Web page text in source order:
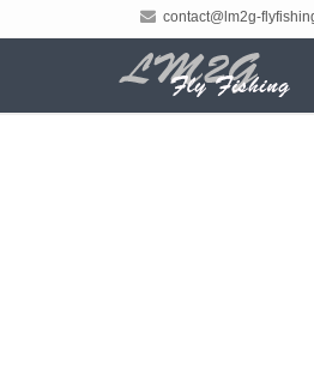
contact@lm2g-